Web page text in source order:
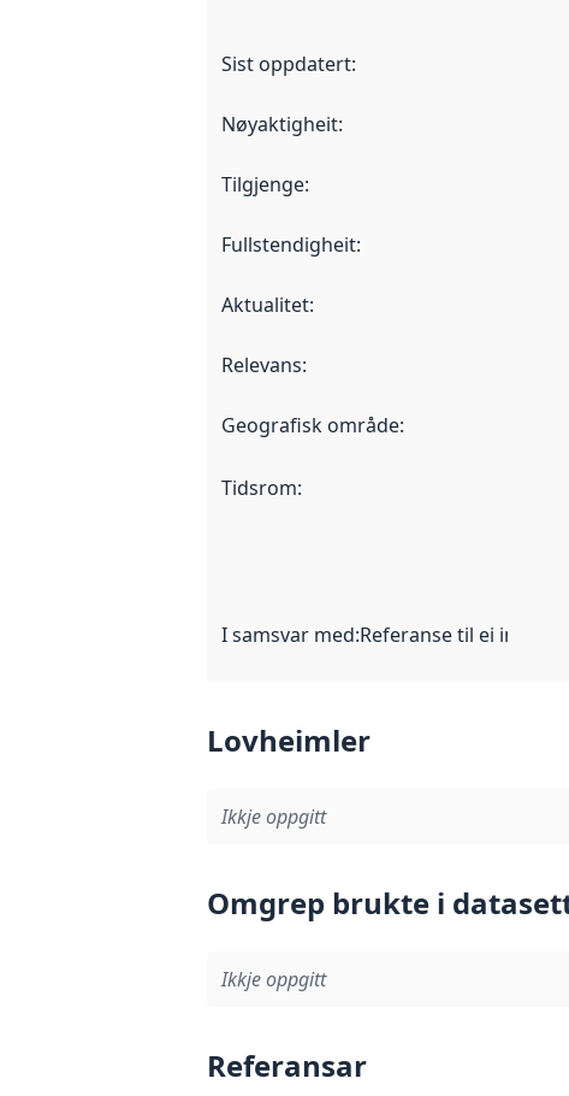
Sist oppdatert:
Nøyaktigheit:
Tilgjenge:
Fullstendigheit:
Aktualitet:
Relevans:
Geografisk område:
Tidsrom:
I samsvar med:Referanse til ei
Lovheimler
Ikkje oppgitt
Omgrep brukte i
Ikkje oppgitt
Referansar